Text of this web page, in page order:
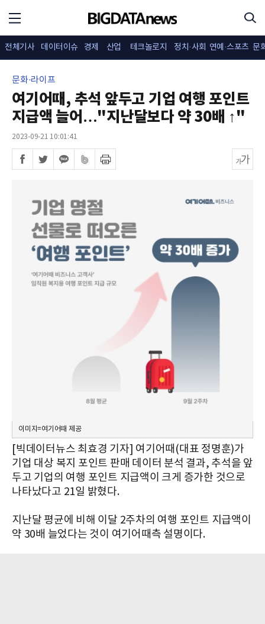
전체기사 데이터이슈 경제 산업 테크놀로지 정치·사회 연예·스포츠 문
문화·라이프
여기어때, 추석 앞두고 기업 여행 포인트
지급액 늘어…"지난달보다 약 30배 ↑"
2023-09-21 10:01:41
이미지=여기어때 제공
[빅데이터뉴스 최효경 기자] 여기어때(대표 정명훈)가
기업 대상 복지 포인트 판매 데이터 분석 결과, 추석을 앞
두고 기업의 여행 포인트 지급액이 크게 증가한 것으로
나타났다고 21일 밝혔다.
지난달 평균에 비해 이달 2주차의 여행 포인트 지급액이
약 30배 늘었다는 것이 여기어때측 설명이다.